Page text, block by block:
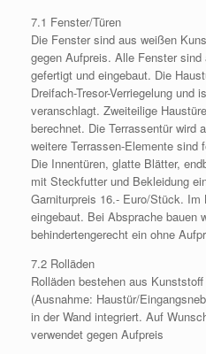
7.1 Fenster/Türen
Die Fenster sind aus weißen
gegen Aufpreis. Alle Fenster
gefertigt und eingebaut. Die
Dreifach-Tresor-Verriegelung und
veranschlagt. Zweiteilige
berechnet. Die Terrassentür wird
weitere Terrassen-Elemente sind
Die Innentüren, glatte Blätter,
mit Steckfutter und Bekleidung
Garniturpreis 16.- Euro/Stück. Im
eingebaut. Bei Absprache bauen
behindertengerecht ein ohne
7.2 Rolläden
Rolläden bestehen aus
(Ausnahme: Haustür/
in der Wand integriert. Auf
verwendet gegen Aufpreis